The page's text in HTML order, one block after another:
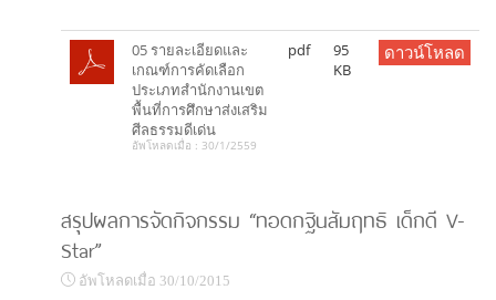
05 รายละเอียดและ
เกณฑ์การคัดเลือก
ประเภทสำนักงานเขต
พื้นที่การศึกษาส่งเสริม
ศีลธรรมดีเด่น
อัพโหลดเมื่อ : 30/1/2559
pdf
95
KB
ดาวน์โหลด
สรุปผลการจัดกิจกรรม “ทอดกฐินสัมฤทธิ เด็กดี V-
Star”
อัพโหลดเมื่อ 30/10/2015